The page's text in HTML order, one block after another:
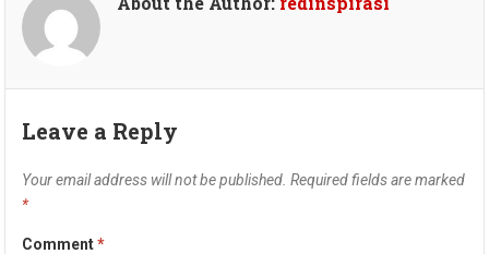
Leave a Reply
Your email address will not be published. Required fields are marked
*
Comment*